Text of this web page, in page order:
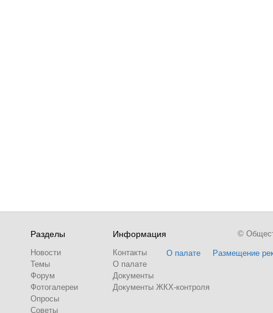
Разделы
Новости
Темы
Форум
Фотогалереи
Опросы
Советы
Информация
Контакты
О палате
Документы
Документы ЖКХ-контроля
О палате Размещение
©